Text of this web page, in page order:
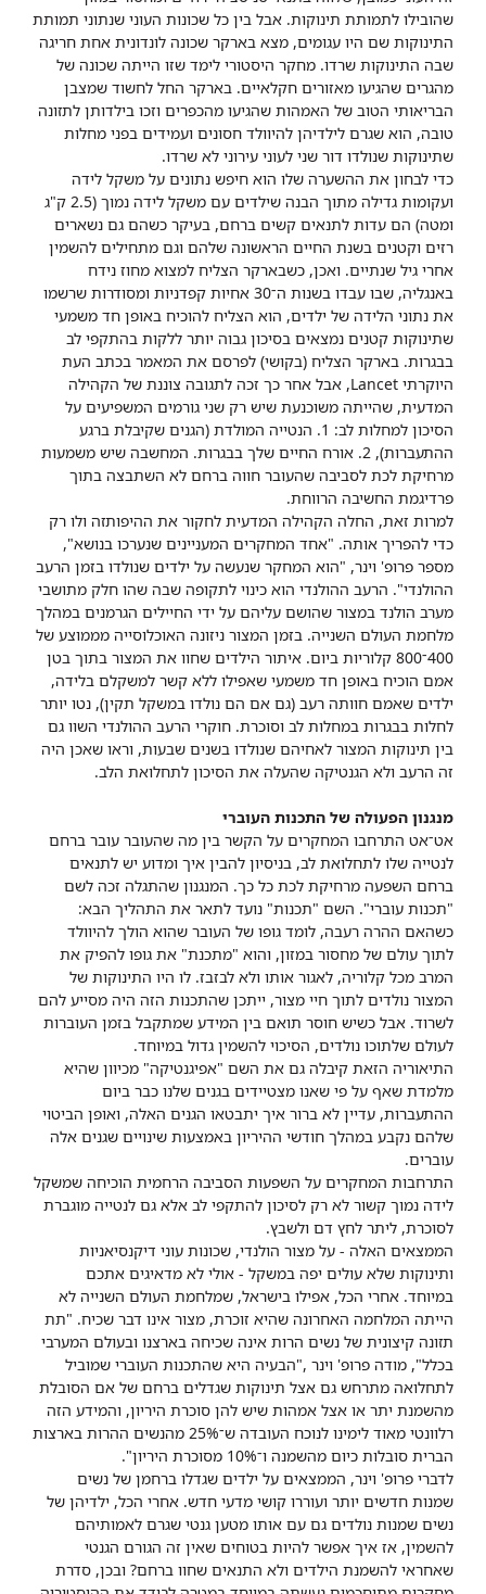
שהובילו לתמותת תינוקות. אבל בין כל שכונות העוני שנתוני תמותת
התינוקות שם היו עגומים, מצא בארקר שכונה לונדונית אחת חריגה
שבה התינוקות שרדו. מחקר היסטורי לימד שזו הייתה שכונה של
מהגרים שהגיעו מאזורים חקלאיים. בארקר החל לחשוד שמצבן
הבריאותי הטוב של האמהות שהגיעו מהכפרים וזכו בילדותן לתזונה
טובה, הוא שגרם לילדיהן להיוולד חסונים ועמידים בפני מחלות
שתינוקות שנולדו דור שני לעוני עירוני לא שרדו.
כדי לבחון את ההשערה שלו הוא חיפש נתונים על משקל לידה
ועקומות גדילה מתוך הבנה שילדים עם משקל לידה נמוך (2.5 ק"ג
ומטה) הם עדות לתנאים קשים ברחם, בעיקר כשהם גם נשארים
רזים וקטנים בשנת החיים הראשונה שלהם וגם מתחילים להשמין
אחרי גיל שנתיים. ואכן, כשבארקר הצליח למצוא מחוז נידח
באנגליה, שבו עבדו בשנות ה־30 אחיות קפדניות ומסודרות שרשמו
את נתוני הלידה של ילדים, הוא הצליח להוכיח באופן חד משמעי
שתינוקות קטנים נמצאים בסיכון גבוה יותר ללקות בהתקפי לב
בבגרות. בארקר הצליח (בקושי) לפרסם את המאמר בכתב העת
היוקרתי Lancet, אבל אחר כך זכה לתגובה צוננת של הקהילה
המדעית, שהייתה משוכנעת שיש רק שני גורמים המשפיעים על
הסיכון למחלות לב: 1. הנטייה המולדת (הגנים שקיבלת ברגע
ההתעברות), 2. אורח החיים שלך בבגרות. המחשבה שיש משמעות
מרחיקת לכת לסביבה שהעובר חווה ברחם לא השתבצה בתוך
פרדיגמת החשיבה הרווחת.
למרות זאת, החלה הקהילה המדעית לחקור את ההיפותזה ולו רק
כדי להפריך אותה. "אחד המחקרים המעניינים שנערכו בנושא",
מספר פרופ' וינר, "הוא המחקר שנעשה על ילדים שנולדו בזמן הרעב
ההולנדי". הרעב ההולנדי הוא כינוי לתקופה שבה שהו חלק מתושבי
מערב הולנד במצור שהושם עליהם על ידי החיילים הגרמנים במהלך
מלחמת העולם השנייה. בזמן המצור ניזונה האוכלוסייה מממוצע של
400־800 קלוריות ביום. איתור הילדים שחוו את המצור בתוך בטן
אמם הוכיח באופן חד משמעי שאפילו ללא קשר למשקלם בלידה,
ילדים שאמם חוותה רעב (גם אם הם נולדו במשקל תקין), נטו יותר
לחלות בבגרות במחלות לב וסוכרת. חוקרי הרעב ההולנדי השוו גם
בין תינוקות המצור לאחיהם שנולדו בשנים שבעות, וראו שאכן היה
זה הרעב ולא הגנטיקה שהעלה את הסיכון לתחלואת הלב.
מנגנון הפעולה של התכנות העוברי
אט־אט התרחבו המחקרים על הקשר בין מה שהעובר עובר ברחם
לנטייה שלו לתחלואת לב, בניסיון להבין איך ומדוע יש לתנאים
ברחם השפעה מרחיקת לכת כל כך. המנגנון שהתגלה זכה לשם
"תכנות עוברי". השם "תכנות" נועד לתאר את התהליך הבא:
כשהאם ההרה רעבה, לומד גופו של העובר שהוא הולך להיוולד
לתוך עולם של מחסור במזון, והוא "מתכנת" את גופו להפיק את
המרב מכל קלוריה, לאגור אותו ולא לבזבז. לו היו התינוקות של
המצור נולדים לתוך חיי מצור, ייתכן שהתכנות הזה היה מסייע להם
לשרוד. אבל כשיש חוסר תואם בין המידע שמתקבל בזמן העוברות
לעולם שלתוכו נולדים, הסיכוי להשמין גדול במיוחד.
התיאוריה הזאת קיבלה גם את השם "אפיגנטיקה" מכיוון שהיא
מלמדת שאף על פי שאנו מצטיידים בגנים שלנו כבר ביום
ההתעברות, עדיין לא ברור איך יתבטאו הגנים האלה, ואופן הביטוי
שלהם נקבע במהלך חודשי ההיריון באמצעות שינויים שגנים אלה
עוברים.
התרחבות המחקרים על השפעות הסביבה הרחמית הוכיחה שמשקל
לידה נמוך קשור לא רק לסיכון להתקפי לב אלא גם לנטייה מוגברת
לסוכרת, ליתר לחץ דם ולשבץ.
הממצאים האלה - על מצור הולנדי, שכונות עוני דיקנסיאניות
ותינוקות שלא עולים יפה במשקל - אולי לא מדאיגים אתכם
במיוחד. אחרי הכל, אפילו בישראל, שמלחמת העולם השנייה לא
הייתה המלחמה האחרונה שהיא זוכרת, מצור אינו דבר שכיח. "תת
תזונה קיצונית של נשים הרות אינה שכיחה בארצנו ובעולם המערבי
בכלל", מודה פרופ' וינר ,"הבעיה היא שהתכנות העוברי שמוביל
לתחלואה מתרחש גם אצל תינוקות שגדלים ברחם של אם הסובלת
מהשמנת יתר או אצל אמהות שיש להן סוכרת היריון, והמידע הזה
רלוונטי מאוד לימינו לנוכח העובדה ש־25% מהנשים ההרות בארצות
הברית סובלות כיום מהשמנה ו־10% מסוכרת היריון".
לדברי פרופ' וינר, הממצאים על ילדים שגדלו ברחמן של נשים
שמנות חדשים יותר ועוררו קושי מדעי חדש. אחרי הכל, ילדיהן של
נשים שמנות נולדים גם עם אותו מטען גנטי שגרם לאמותיהם
להשמין, אז איך אפשר להיות בטוחים שאין זה הגורם הגנטי
שאחראי להשמנת הילדים ולא התנאים שחוו ברחם? ובכן, סדרת